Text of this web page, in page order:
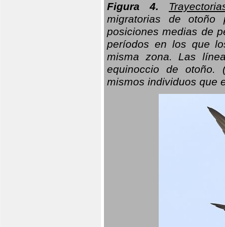
Figura 4.
migratorias de otoño
posiciones medias de
períodos en los que
misma zona. Las
equinoccio de otoño.
mismos individuos que